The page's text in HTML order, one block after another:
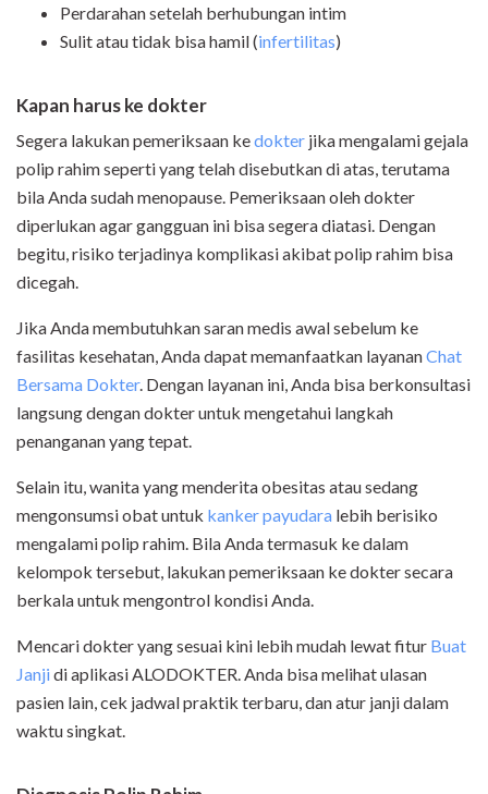
Perdarahan setelah berhubungan intim
Sulit atau tidak bisa hamil (infertilitas)
Kapan harus ke dokter
Segera lakukan pemeriksaan kedokter jika mengalami gejala
polip rahim seperti yang telah disebutkan di atas, terutama
bila Anda sudah menopause. Pemeriksaan oleh dokter
diperlukan agar gangguan ini bisa segera diatasi. Dengan
begitu, risiko terjadinya komplikasi akibat polip rahim bisa
dicegah.
Jika Anda membutuhkan saran medis awal sebelum ke
fasilitas kesehatan, Anda dapat memanfaatkan layananChat
Bersama Dokter. Dengan layanan ini, Anda bisa berkonsultasi
langsung dengan dokter untuk mengetahui langkah
penanganan yang tepat.
Selain itu, wanita yang menderita obesitas atau sedang
mengonsumsi obat untuk kanker payudara lebih berisiko
mengalami polip rahim. Bila Anda termasuk ke dalam
kelompok tersebut, lakukan pemeriksaan ke dokter secara
berkala untuk mengontrol kondisi Anda.
Mencari dokter yang sesuai kini lebih mudah lewatfitur Buat
Janjidi aplikasi ALODOKTER. Anda bisa melihat ulasan
pasien lain, cek jadwal praktik terbaru, dan atur janji dalam
waktu singkat.